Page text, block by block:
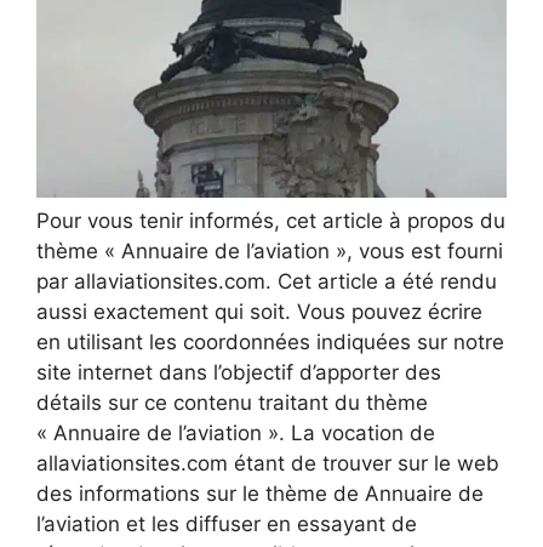
Pour vous tenir informés, cet article à propos du
thème « Annuaire de l’aviation », vous est fourni
par allaviationsites.com. Cet article a été rendu
aussi exactement qui soit. Vous pouvez écrire
en utilisant les coordonnées indiquées sur notre
site internet dans l’objectif d’apporter des
détails sur ce contenu traitant du thème
« Annuaire de l’aviation ». La vocation de
allaviationsites.com étant de trouver sur le web
des informations sur le thème de Annuaire de
l’aviation et les diffuser en essayant de